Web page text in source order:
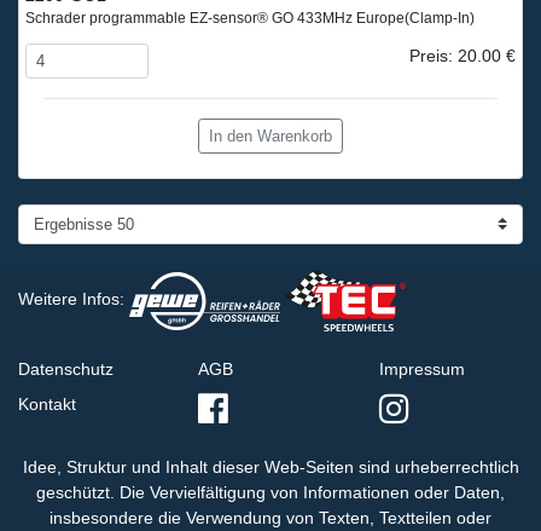
Schrader programmable EZ-sensor® GO 433MHz Europe(Clamp-In)
Preis: 20.00 €
In den Warenkorb
Weitere Infos:
Datenschutz
Kontakt
AGB Impressum
Idee, Struktur und Inhalt dieser Web-Seiten sind urheberrechtlich
geschützt. Die Vervielfältigung von Informationen oder Daten,
insbesondere die Verwendung von Texten, Textteilen oder